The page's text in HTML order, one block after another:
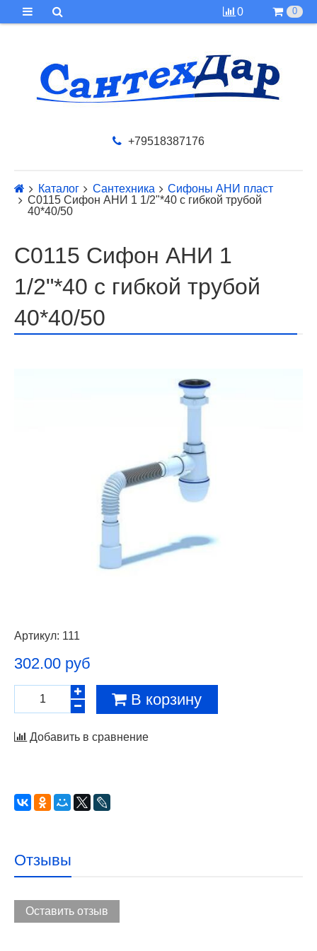
0 0
+79518387176
Каталог Сантехника
Сифоны АНИ пласт
C0115 Сифон АНИ 1 1/2"*40 с гибкой трубой
40*40/50
C0115 Сифон АНИ 1
1/2"*40 с гибкой трубой
40*40/50
Артикул: 111
302.00 руб
В корзину
Добавить в сравнение
Отзывы
Оставить отзыв